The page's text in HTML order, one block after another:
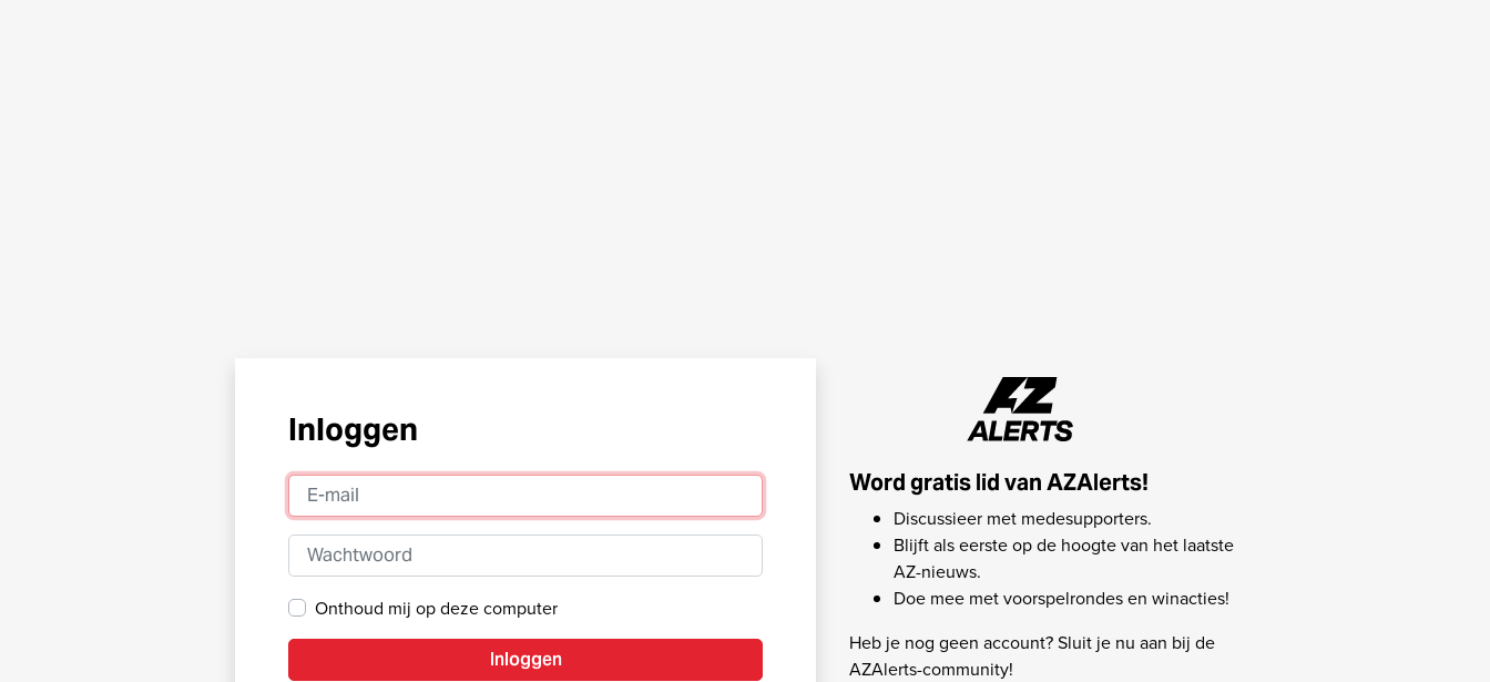
Inloggen
E-mail
Wachtwoord
Onthoud mij op deze computer
Inloggen
Word gratis lid van AZAlerts!
Discussieer met medesupporters.
Blijft als eerste op de hoogte van het laatste
AZ-nieuws.
Doe mee met voorspelrondes en winacties!
Heb je nog geen account? Sluit je nu aan bij de
AZAlerts-community!